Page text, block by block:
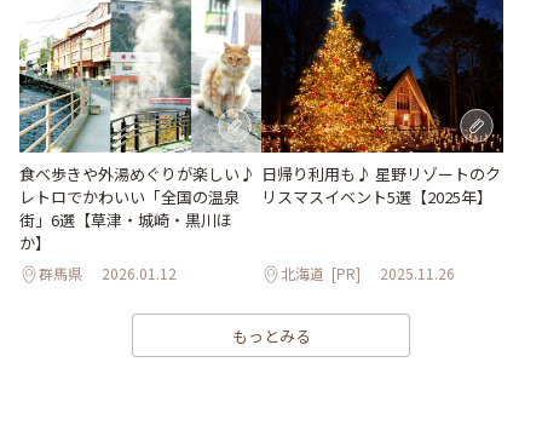
食べ歩きや外湯めぐりが楽しい♪
レトロでかわいい「全国の温泉
街」6選【草津・城崎・黒川ほ
か】
群馬県 2026.01.12
日帰り利用も♪ 星野リゾートのク
リスマスイベント5選【2025年】
北海道 [PR] 2025.11.26
もっとみる